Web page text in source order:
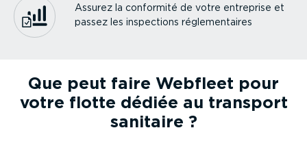
Assurez la conformité de votre entreprise et
passez les inspections régle­men­taires
Que peut faire Webfleet pour
votre flotte dédiée au transport
sanitaire ?